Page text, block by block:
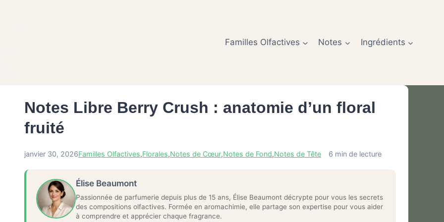
Familles Olfactives
Notes Ingrédients
Notes Libre Berry Crush : anatomie d’un floral
fruité
janvier 30, 2026Familles Olfactives,Florales,Notes de Cœur,Notes de Fond,Notes de Tête 6 min de lecture
Élise Beaumont
Passionnée de parfumerie depuis plus de 15 ans, Élise Beaumont décrypte pour vous les secrets
des compositions olfactives. Formée en aromachimie, elle partage son expertise pour vous aider
à comprendre et apprécier chaque fragrance.